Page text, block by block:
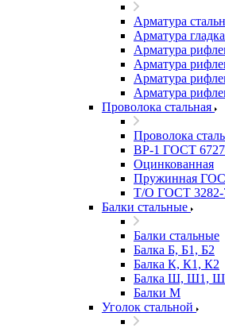
Арматура
Арматура
Арматура
Арматура
Арматура
Арматура
Проволока стальная
Проволока
ВР-1 ГОСТ
Оцинкованная
Пружинная
Т/О ГОСТ 3282-
Балки стальные
Балки стальные
Балка Б, Б1, Б2
Балка К, К1, К2
Балка Ш, Ш1,
Балки М
Уголок стальной